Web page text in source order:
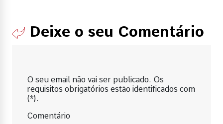
Deixe o seu Comentário
O seu email não vai ser publicado. Os
requisitos obrigatórios estão identificados com
(*).
Comentário